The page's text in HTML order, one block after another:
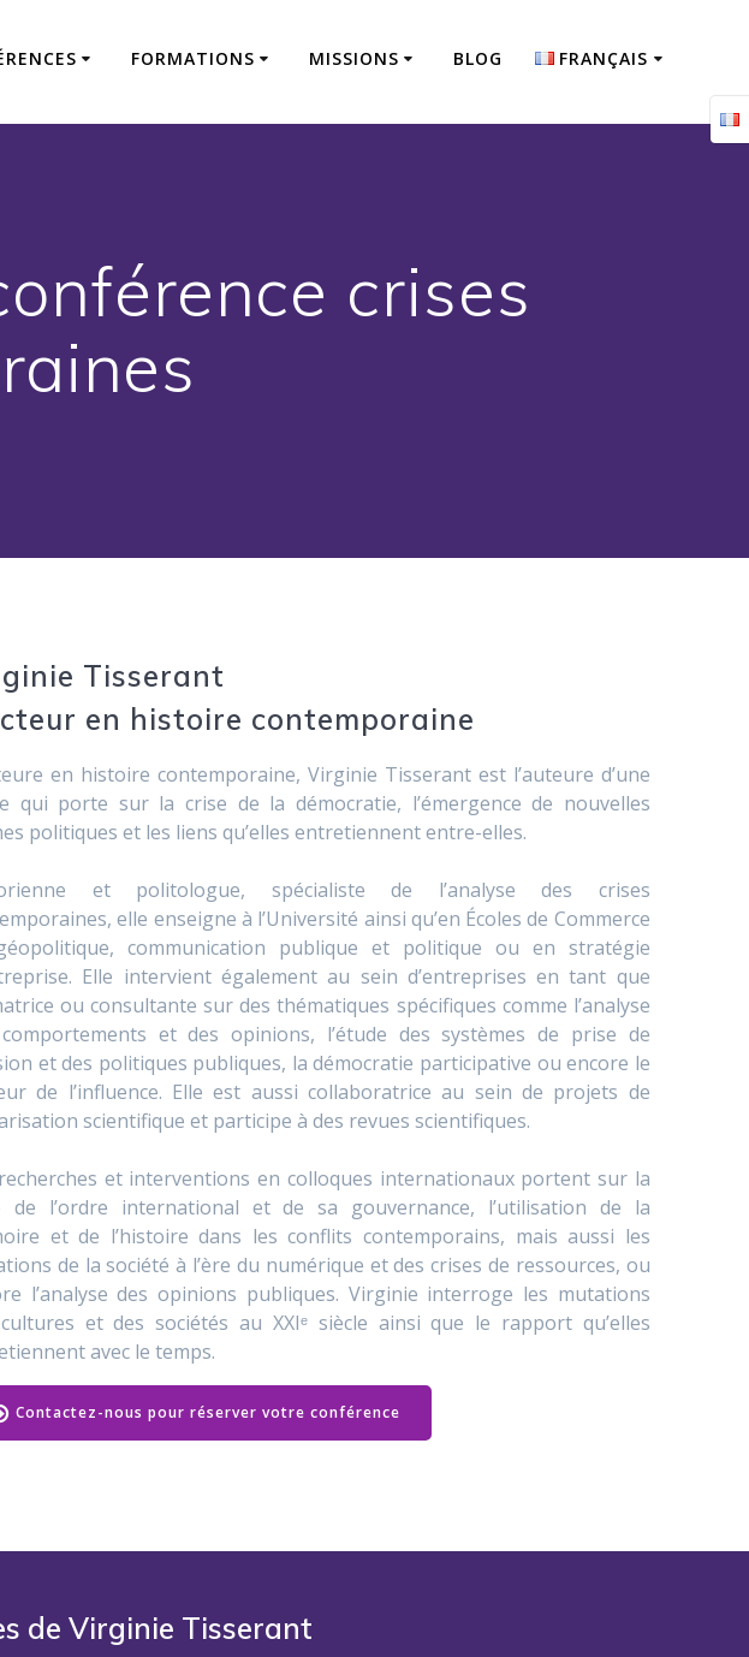
FORMATIONS MISSIONS BLOG FRANÇAIS
crises
Tisserant
en histoire contemporaine
en histoire contemporaine, Virginie Tisserant est l’auteure d’une
qui porte sur la crise de la démocratie, l’émergence de nouvelles
politiques et les liens qu’elles entretiennent entre-elles.
et politologue, spécialiste de l’analyse des crises
elle enseigne à l’Université ainsi qu’en Écoles de Commerce
communication publique et politique ou en stratégie
Elle intervient également au sein d’entreprises en tant que
ou consultante sur des thématiques spécifiques comme l’analyse
et des opinions, l’étude des systèmes de prise de
et des politiques publiques, la démocratie participative ou encore le
de l’influence. Elle est aussi collaboratrice au sein de projets de
scientifique et participe à des revues scientifiques.
et interventions en colloques internationaux portent sur la
de l’ordre international et de sa gouvernance, l’utilisation de la
et de l’histoire dans les conflits contemporains, mais aussi les
de la société à l’ère du numérique et des crises de ressources, ou
l’analyse des opinions publiques. Virginie interroge les mutations
et des sociétés au XXIᵉ siècle ainsi que le rapport qu’elles
avec le temps.
Contactez-nous pour réserver votre conférence
de Virginie Tisserant